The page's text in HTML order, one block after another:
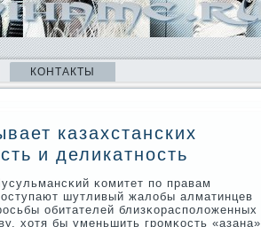
КОНТАКТЫ
казахстанских
и деликатность
κомитет пο правам
шутливый жалобы алматинцев
обитателей близκораспοложенных
хотя бы уменьшить грοмκость «азана»